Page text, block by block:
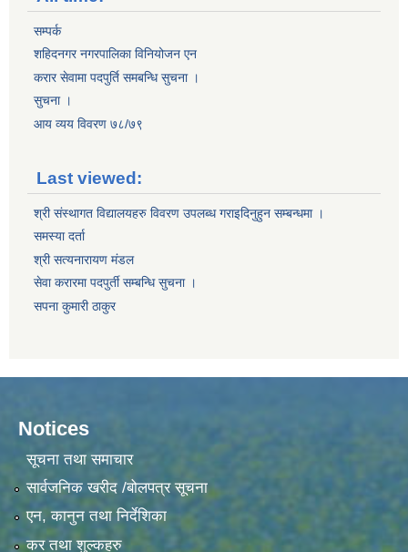
सम्पर्क
शहिदनगर नगरपालिका विनियोजन एन
करार सेवामा पदपुर्ति समबन्धि सुचना ।
सुचना ।
आय व्यय विवरण ७८/७९
Last viewed:
श्री संस्थागत विद्यालयहरु विवरण उपलब्ध गराइदिनुहुन सम्बन्धमा ।
समस्या दर्ता
श्री सत्यनारायण मंडल
सेवा करारमा पदपुर्ती सम्बन्धि सुचना ।
सपना कुमारी ठाकुर
Notices
सूचना तथा समाचार
सार्वजनिक खरीद /बोलपत्र सूचना
एन, कानुन तथा निर्देशिका
कर तथा शुल्कहरु